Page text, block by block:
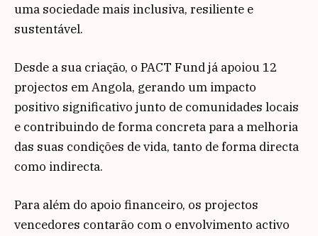
uma sociedade mais inclusiva, resiliente e
sustentável.
Desde a sua criação, o PACT Fund já apoiou 12
projectos em Angola, gerando um impacto
positivo significativo junto de comunidades locais
e contribuindo de forma concreta para a melhoria
das suas condições de vida, tanto de forma directa
como indirecta.
Para além do apoio financeiro, os projectos
vencedores contarão com o envolvimento activo